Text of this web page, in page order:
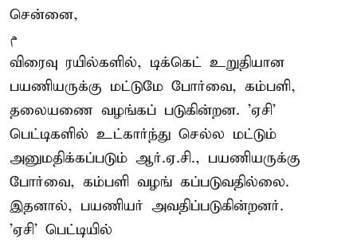
சென்னை,
م
விரைவு ரயில்களில், டிக்கெட் உறுதியான
பயணியருக்கு மட்டுமே போர்வை, கம்பளி,
தலையணை வழங்கப் படுகின்றன. 'ஏசி'
பெட்டிகளில் உட்கார்ந்து செல்ல மட்டும்
அனுமதிக்கப்படும் ஆர்.ஏ.சி., பயணியருக்கு
போர்வை, கம்பளி வழங் கப்படுவதில்லை.
இதனால், பயணியர் அவதிப்படுகின்றனர்.
'ஏசி' பெட்டியில்